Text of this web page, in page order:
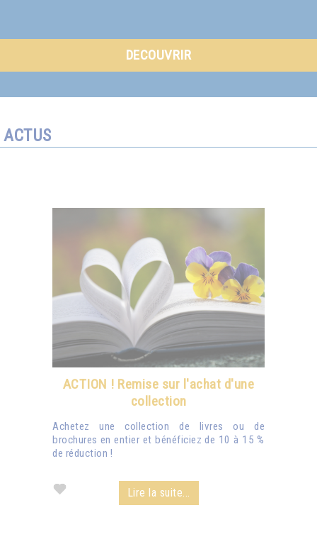
DECOUVRIR
ACTUS
ACTION ! Remise sur l'achat d'une
collection
Achetez une collection de livres ou de
brochures en entier et bénéficiez de 10 à 15 %
de réduction !
Lire la suite...